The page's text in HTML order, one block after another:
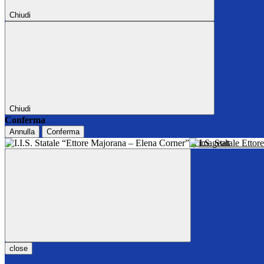
Chiudi
Chiudi
Conferma
Annulla Conferma
I.I.S. Statale
close